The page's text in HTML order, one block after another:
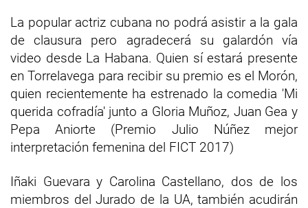
La popular actriz cubana no podrá asistir a la gala
de clausura pero agradecerá su galardón vía
video desde La Habana. Quien sí estará presente
en Torrelavega para recibir su premio es el Morón,
quien recientemente ha estrenado la comedia 'Mi
querida cofradía' junto a Gloria Muñoz, Juan Gea y
Pepa Aniorte (Premio Julio Núñez mejor
interpretación femenina del FICT 2017)
Iñaki Guevara y Carolina Castellano, dos de los
miembros del Jurado de la UA, también acudirán